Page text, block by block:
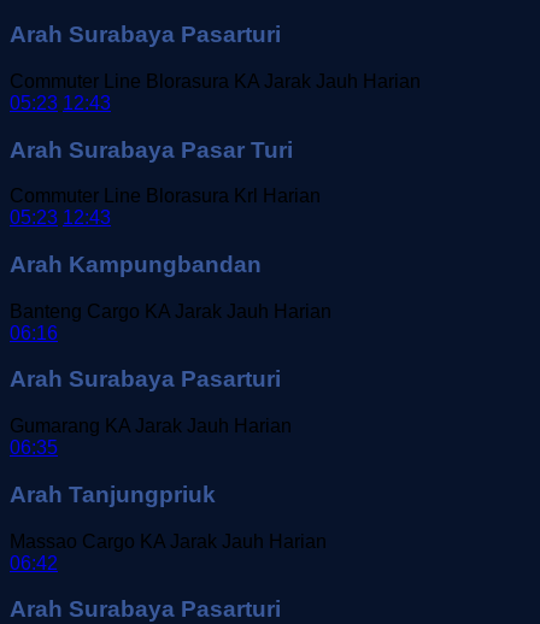
Arah Surabaya Pasarturi
Commuter Line Blorasura KA Jarak Jauh Harian
05:23 12:43
Arah Surabaya Pasar Turi
Commuter Line Blorasura Krl
Harian
05:23 12:43
Arah Kampungbandan
Banteng Cargo KA Jarak Jauh Harian
06:16
Arah Surabaya Pasarturi
Gumarang KA Jarak Jauh Harian
06:35
Arah Tanjungpriuk
Massao Cargo KA Jarak Jauh Harian
06:42
Arah Surabaya Pasarturi